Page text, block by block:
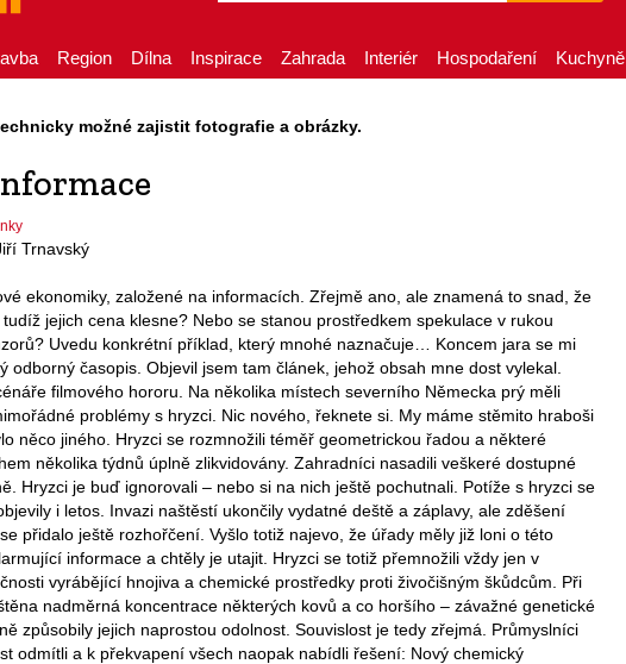
Region Dílna Inspirace Zahrada Interiér Hospodaření Kuchyně
možné zajistit fotografie a obrázky.
Trnavský
ekonomiky, založené na informacích. Zřejmě ano, ale znamená to snad, že
jejich cena klesne? Nebo se stanou prostředkem spekulace v rukou
Uvedu konkrétní příklad, který mnohé naznačuje… Koncem jara se mi
odborný časopis. Objevil jsem tam článek, jehož obsah mne dost vylekal.
filmového hororu. Na několika místech severního Německa prý měli
problémy s hryzci. Nic nového, řeknete si. My máme stěmito hraboši
něco jiného. Hryzci se rozmnožili téměř geometrickou řadou a některé
několika týdnů úplně zlikvidovány. Zahradníci nasadili veškeré dostupné
Hryzci je buď ignorovali – nebo si na nich ještě pochutnali. Potíže s hryzci se
i letos. Invazi naštěstí ukončily vydatné deště a záplavy, ale zděšení
přidalo ještě rozhořčení. Vyšlo totiž najevo, že úřady měly již loni o této
informace a chtěly je utajit. Hryzci se totiž přemnožili vždy jen v
vyrábějící hnojiva a chemické prostředky proti živočišným škůdcům. Při
nadměrná koncentrace některých kovů a co horšího – závažné genetické
způsobily jejich naprostou odolnost. Souvislost je tedy zřejmá. Průmyslníci
odmítli a k překvapení všech naopak nabídli řešení: Nový chemický